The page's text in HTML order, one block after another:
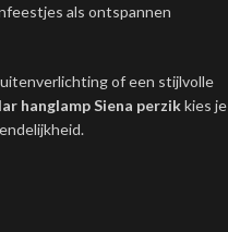
als ontspannen
of een stijlvolle
hanglamp Siena perzikkies je